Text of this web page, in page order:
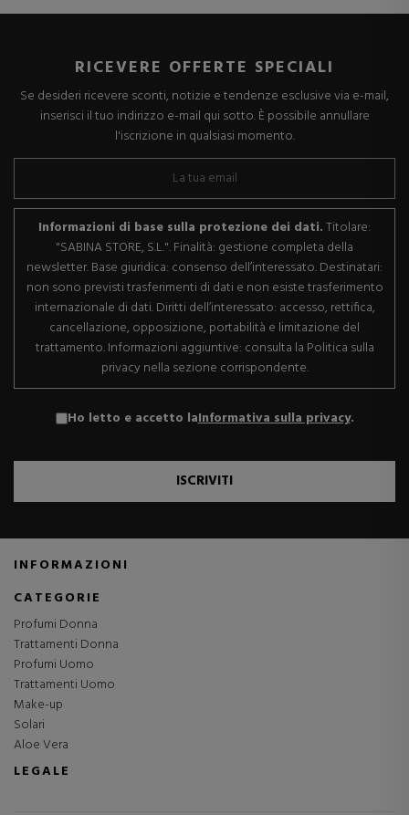
RICEVERE OFFERTE SPECIALI
Se desideri ricevere sconti, notizie e tendenze esclusive via e-mail,
inserisci il tuo indirizzo e-mail qui sotto. È possibile annullare
l'iscrizione in qualsiasi momento.
Informazioni di base sulla protezione dei dati.Titolare:
"SABINA STORE, S.L.". Finalità: gestione completa della
newsletter. Base giuridica: consenso dell’interessato. Destinatari:
non sono previsti trasferimenti di dati e non esiste trasferimento
internazionale di dati. Diritti dell’interessato: accesso, rettifica,
cancellazione, opposizione, portabilità e limitazione del
trattamento. Informazioni aggiuntive: consulta la Politica sulla
privacy nella sezione corrispondente.
Ho letto e accetto laInformativa sulla privacy.
ISCRIVITI
INFORMAZIONI
CATEGORIE
Profumi Donna
Trattamenti Donna
Profumi Uomo
Trattamenti Uomo
Make-up
Solari
Aloe Vera
LEGALE